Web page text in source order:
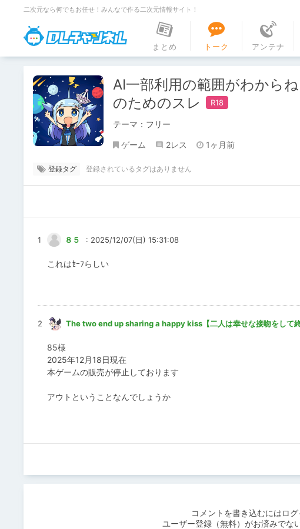
二次元なら何でもお任せ！みんなで作る二次元情報サイト！
DLチャンネル
まとめ
トーク アンテナ
AI一部利用の範囲がわから
のためのスレ
テーマ：フリー
ゲーム 2レス 1ヶ月前
登録タグ
1 ８５ : 2025/12/07(日) 15:31:08
これはｾｰﾌらしい
2 The two end up sharing a happy kiss【二人は幸せな接吻をして終
85様
2025年12月18日現在
本ゲームの販売が停止しております
アウトということなんでしょうか
コメントを書き込むにはロ
ユーザー登録（無料）がお済みでな